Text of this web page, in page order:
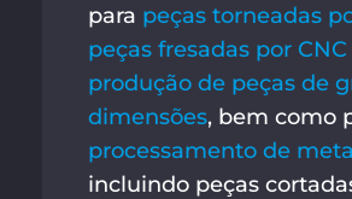
para peças torneadas
peças fresadas por CNC
produção de peças de
dimensões, bem como
processamento de
incluindo peças